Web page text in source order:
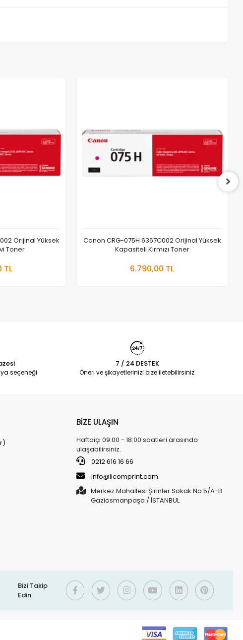
Orijinal Yüksek
Toner
TL
Canon CRG-075H 6367C002 Orijinal Yüksek
Kapasiteli Kırmızı Toner
6.790,00 TL
seçeneği
7 / 24 DESTEK
Öneri ve şikayetlerinizi bize iletebilirsiniz.
BİZE ULAŞIN
Haftaiçi 09:00 - 18:00 saatleri arasında
ulaşabilirsiniz.
0212 616 16 66
info@licomprint.com
Merkez Mahallesi Şirinler Sokak No:5/A-B
Gaziosmanpaşa / İSTANBUL
Bizi Takip
Edin